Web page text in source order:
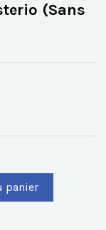
(Sans
panier